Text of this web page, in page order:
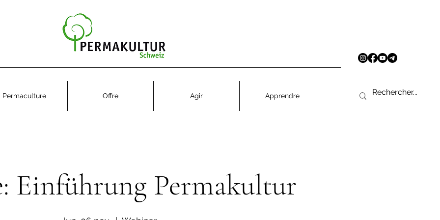
Permaculture Offre Agir Apprendre
Einführung Permakultur